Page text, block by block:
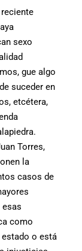
sexo
gue algo
suceder en
etcétera,
Torres,
la
casos de
como
estado o está